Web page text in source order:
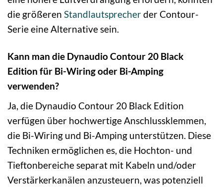
die größeren Standlautsprecherder Contour-
Serie eine Alternative sein.
Kann man die Dynaudio Contour 20 Black
Edition für Bi-Wiring oder Bi-Amping
verwenden?
Ja, die Dynaudio Contour 20 Black Edition
verfügen über hochwertige Anschlussklemmen,
die Bi-Wiring und Bi-Amping unterstützen. Diese
Techniken ermöglichen es, die Hochton- und
Tieftonbereiche separat mit Kabeln und/oder
Verstärkerkanälen anzusteuern, was potenziell